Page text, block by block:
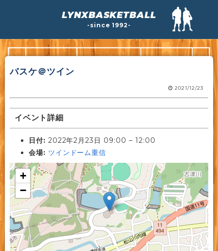
LYNXBASKETBALL
-since 1992-
バスケ＠ツイン
2021/12/23
イベント詳細
日付: 2022年2月23日 09:00 – 12:00
会場: ツインドーム重信
+
−